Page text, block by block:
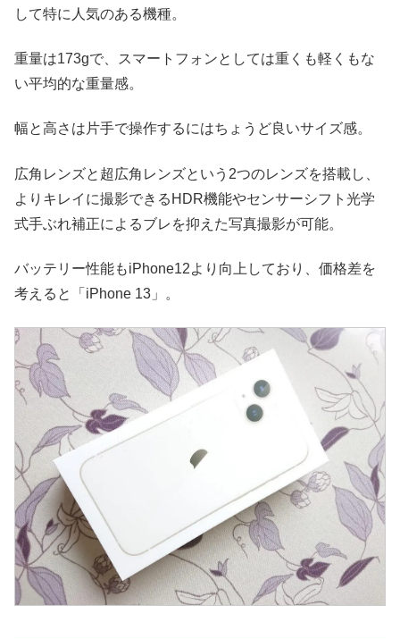
して特に人気のある機種。
重量は173gで、スマートフォンとしては重くも軽くもな
い平均的な重量感。
幅と高さは片手で操作するにはちょうど良いサイズ感。
広角レンズと超広角レンズという2つのレンズを搭載し、
よりキレイに撮影できるHDR機能やセンサーシフト光学
式手ぶれ補正によるブレを抑えた写真撮影が可能。
バッテリー性能もiPhone12より向上しており、価格差を
考えると「iPhone 13」。